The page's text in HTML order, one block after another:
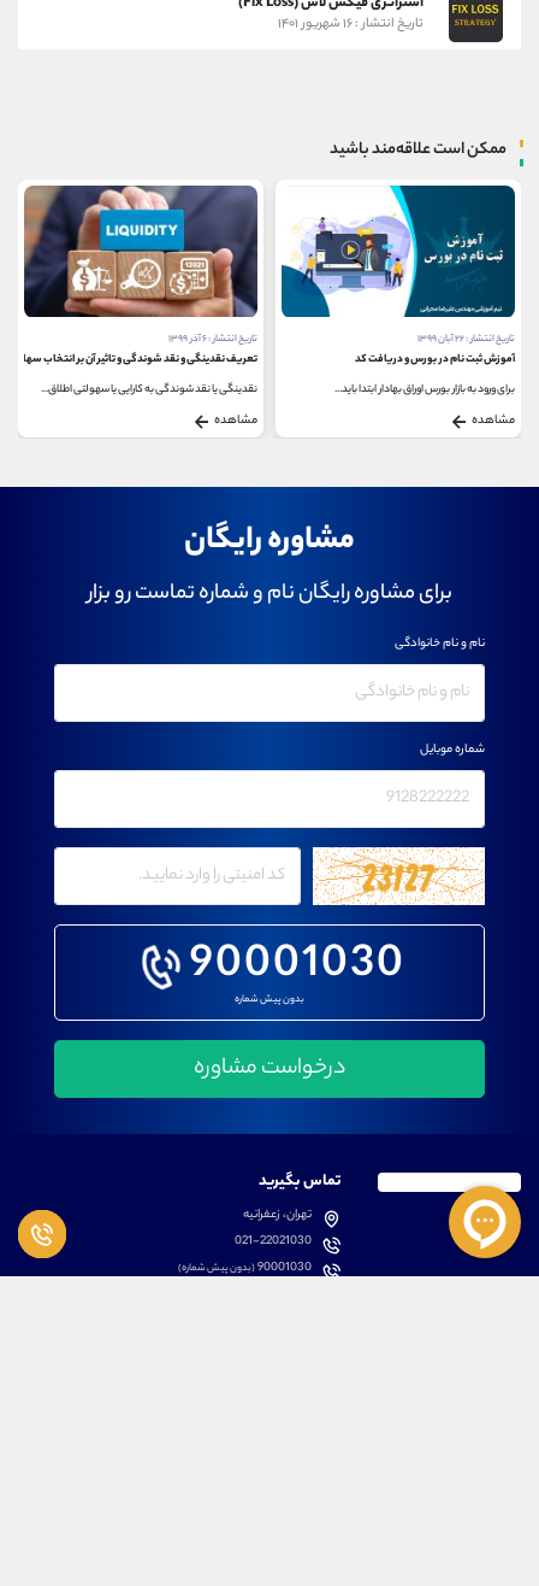
تاریخ انتشار : ۱۶ شهریور ۱۴۰۱
ممکن است علاقه‌مند باشید
تاریخ انتشار : ۲۲ آبان ۱۳۹۹
آموزش ثبت نام در بورس و دریافت کد
برای ورود به بازار بورس اوراق بهادار ابتدا باید...
مشاهده
تاریخ انتشار : ۶ آذر ۱۳۹۹
تعریف نقدینگی و نقد شوندگی و تاثیر آن بر انتخاب سهام
نقدینگی یا نقد شوندگی به کارایی یا سهولتی اطلاق...
مشاهده
مشاوره رایگان
برای مشاوره رایگان نام و شماره تماست رو بزار
90001030
بدون پیش شماره
نام و نام خانوادگی
شماره موبایل
تماس بگیرید
تهران، زعفرانیه
021-22021030
90001030(بدون پیش شماره)